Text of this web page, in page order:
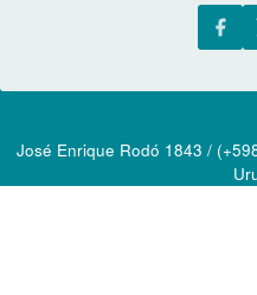
José Enrique Rodó 1843 /